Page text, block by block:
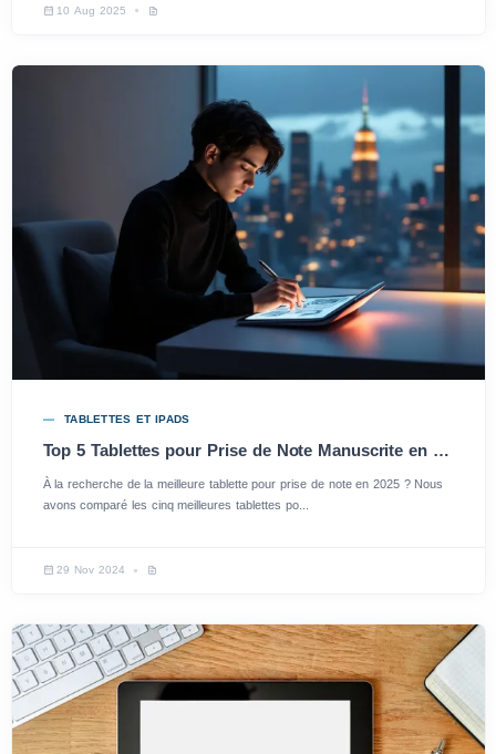
10 Aug 2025
TABLETTES ET IPADS
Top 5 Tablettes pour Prise de Note Manuscrite en 2025
À la recherche de la meilleure tablette pour prise de note en 2025 ? Nous
avons comparé les cinq meilleures tablettes po...
29 Nov 2024